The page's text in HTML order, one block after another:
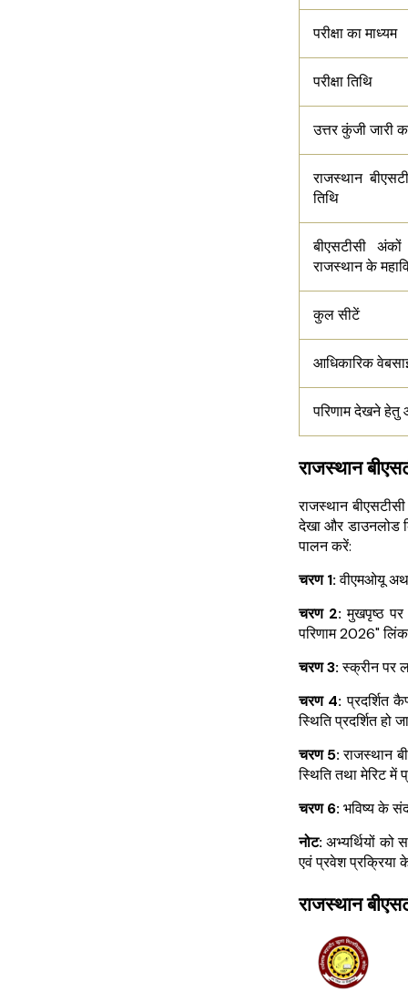
परीक्षा का माध्यम
परीक्षा तिथि
उत्तर कुंजी जारी
राजस्थान
तिथि
बीएसटीसी
राजस्थान के
कुल सीटें
आधिकारिक
परिणाम देखने
राजस्थान
राजस्थान
देखा और डाउनलोड
पालन करें:
चरण 1:वीएमओयू
चरण 2: मुखपृष्ठ
परिणाम 2026"
चरण 3:स्क्रीन पर
चरण 4: प्रदर्शित
स्थिति प्रदर्शित हो
चरण 5:राजस्थान
स्थिति तथा मेरिट में
चरण 6: भविष्य के
नोट: अभ्यर्थियों को
एवं प्रवेश प्रक्रिया
राजस्थान